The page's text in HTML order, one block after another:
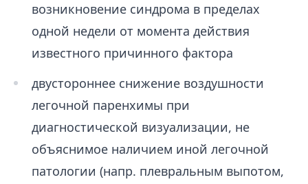
возникновение синдрома в пределах
одной недели от момента действия
известного причинного фактора
двустороннее снижение воздушности
легочной паренхимы при
диагностической визуализации, не
объяснимое наличием иной легочной
патологии (напр. плевральным выпотом,